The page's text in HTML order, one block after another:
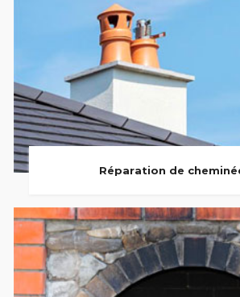
Réparation de